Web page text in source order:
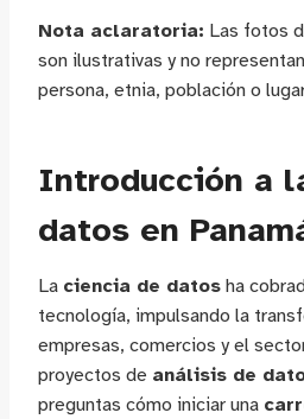
Nota aclaratoria: Las fotos
son ilustrativas y no
persona, etnia, población o
Introducción a
datos en
La ciencia de datos ha
tecnología, impulsando la
empresas, comercios y el
proyectos de análisis de
preguntas cómo iniciar una